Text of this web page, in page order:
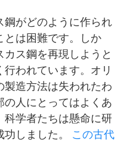
がどのように作られ
とは困難です。しか
ス鋼を再現しようと
われています。オリ
造方法は失われたわ
人にとってはよくあ
科学者たちは懸命に研
しました。 この古代